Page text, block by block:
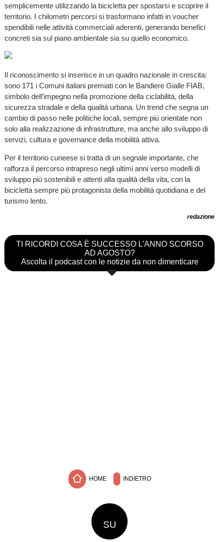
semplicemente utilizzando la bicicletta per spostarsi e scoprire il
territorio. I chilometri percorsi si trasformano infatti in voucher
spendibili nelle attività commerciali aderenti, generando benefici
concreti sia sul piano ambientale sia su quello economico.
Il riconoscimento si inserisce in un quadro nazionale in crescita:
sono 171 i Comuni italiani premiati con le Bandiere Gialle FIAB,
simbolo dell’impegno nella promozione della ciclabilità, della
sicurezza stradale e della qualità urbana. Un trend che segna un
cambio di passo nelle politiche locali, sempre più orientate non
solo alla realizzazione di infrastrutture, ma anche allo sviluppo di
servizi, cultura e governance della mobilità attiva.
Per il territorio cuneese si tratta di un segnale importante, che
rafforza il percorso intrapreso negli ultimi anni verso modelli di
sviluppo più sostenibili e attenti alla qualità della vita, con la
bicicletta sempre più protagonista della mobilità quotidiana e del
turismo lento.
redazione
TI RICORDI COSA È SUCCESSO L’ANNO SCORSO
AD AGOSTO?
Ascolta il podcast con le notizie da non dimenticare
HOME INDIETRO
SU